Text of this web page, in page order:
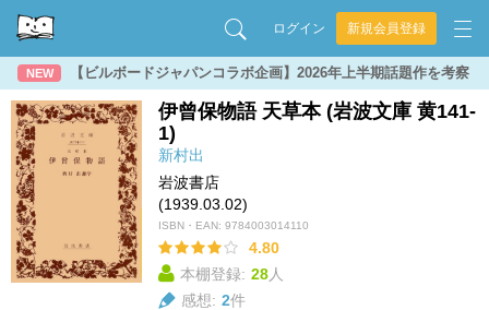
ログイン 新規会員登録
NEW 【ビルボードジャパンコラボ企画】2026年上半期話題作を考察
伊曾保物語 天草本 (岩波文庫 黄141-
1)
新村出
岩波書店
(1939.03.02)
ISBN・EAN: 9784003014110
4.80
本棚登録: 28人
感想: 2件